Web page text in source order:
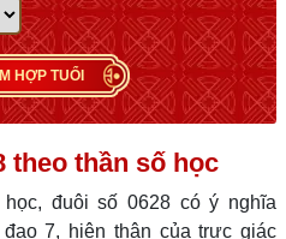
HỢP TUỔI
theo thần số học
đuôi số 0628 có ý nghĩa
7, hiện thân của trực giác